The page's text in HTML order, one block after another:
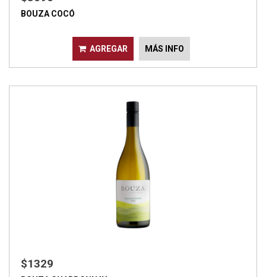
BOUZA COCÓ
AGREGAR MÁS INFO
$1329